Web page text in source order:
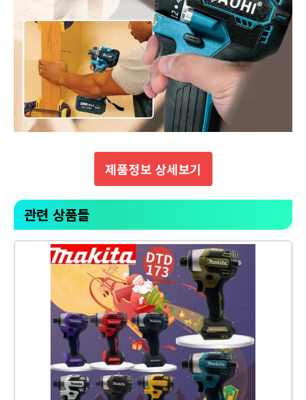
제품정보 상세보기
관련 상품들